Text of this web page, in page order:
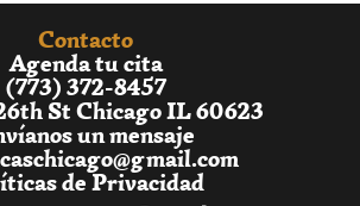
Contacto
Agenda tu cita
(773) 372-8457
St Chicago IL 60623
un mensaje
de Privacidad